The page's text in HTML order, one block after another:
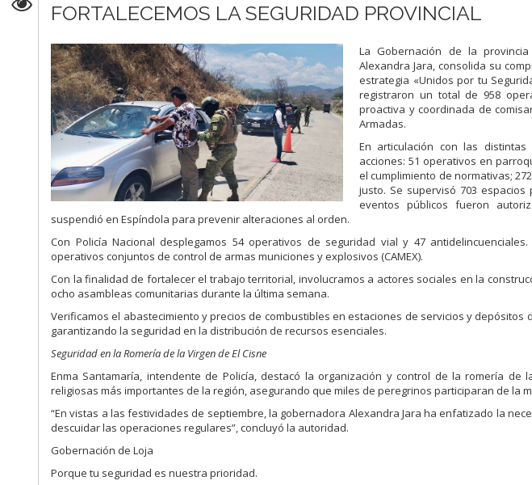
FORTALECEMOS LA SEGURIDAD PROVINCIAL
La Gobernación de la
Alexandra Jara, consolida su
estrategia «Unidos por tu
registraron un total de 958
proactiva y coordinada de
Armadas.
En articulación con las
acciones: 51 operativos en
el cumplimiento de normativas;
justo. Se supervisó 703
eventos públicos fueron
suspendió en Espíndola para prevenir alteraciones al orden.
Con Policía Nacional desplegamos 54 operativos de seguridad vial y 47
operativos conjuntos de control de armas municiones y explosivos (CAMEX).
Con la finalidad de fortalecer el trabajo territorial, involucramos a actores sociales en la
ocho asambleas comunitarias durante la última semana.
Verificamos el abastecimiento y precios de combustibles en estaciones de servicios y depósitos
garantizando la seguridad en la distribución de recursos esenciales.
Seguridad en la Romería de la Virgen de El Cisne
Enma Santamaría, intendente de Policía, destacó la organización y control de la romería de
religiosas más importantes de la región, asegurando que miles de peregrinos participaran de la
“En vistas a las festividades de septiembre, la gobernadora Alexandra Jara ha enfatizado la
descuidar las operaciones regulares”, concluyó la autoridad.
Gobernación de Loja
Porque tu seguridad es nuestra prioridad.